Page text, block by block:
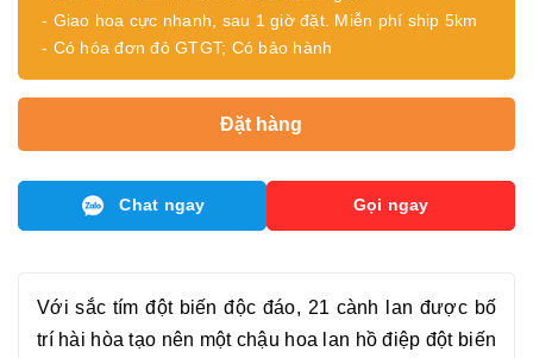
- Giao hoa cực nhanh, sau 1 giờ đặt. Miễn phí ship 5km
- Có hóa đơn đỏ GTGT; Có bảo hành
Đặt hàng
Chat ngay Gọi ngay
Với sắc tím đột biến độc đáo, 21 cành lan được bố
trí hài hòa tạo nên một chậu hoa lan hồ điệp đột biến